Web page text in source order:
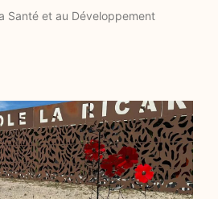
Santé et au Développement